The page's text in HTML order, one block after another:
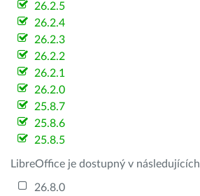
26.2.5
26.2.4
26.2.3
26.2.2
26.2.1
26.2.0
25.8.7
25.8.6
25.8.5
LibreOffice je dostupný v následujících
26.8.0